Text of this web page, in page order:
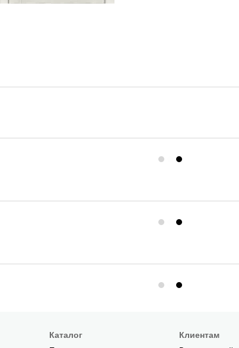
Каталог Клиентам